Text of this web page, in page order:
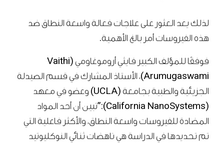
لذلك يعد العثور على علاجات فعالة واسعة النطاق ضد
هذه الفيروسات أمر بالغ الأهمية.
فوفقًا للمؤلف الكبير فايثي أروموغاومي (Vaithi
Arumugaswami)، الأستاذ المشارك في قسم الصيدلة
الجزيئية والطبية بجامعة (UCLA) وعضو في معهد
(California NanoSystems):”تبين أن أحد المواد
المضادة للفيروسات واسعة النطاق، والأكثر فاعلية التي
تم تحديدها في الدراسة هي ناهضات ثنائي النوكليوتيد